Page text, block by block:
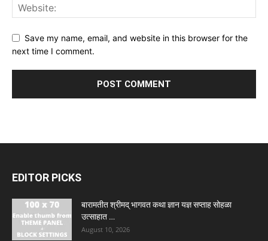
Save my name, email, and website in this browser for the
next time I comment.
EDITOR PICKS
बारामतीत श्रीमद् भागवत कथा ज्ञान यज्ञ सप्ताह सोहळा
उत्साहात …
August 10, 2026